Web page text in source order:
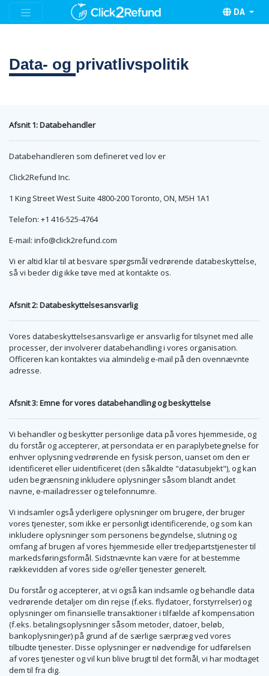
DA
Data- og privatlivspolitik
Afsnit 1: Databehandler
Databehandleren som defineret ved lov er
Click2Refund Inc.
1 King Street West Suite 4800-200 Toronto, ON, M5H 1A1
Telefon: +1 416-525-4764
E-mail: info@click2refund.com
Vi er altid klar til at besvare spørgsmål vedrørende databeskyttelse,
så vi beder dig ikke tøve med at kontakte os.
Afsnit 2: Databeskyttelsesansvarlig
Vores databeskyttelsesansvarlige er ansvarlig for tilsynet med alle
processer, der involverer databehandling i vores organisation.
Officeren kan kontaktes via almindelig e-mail på den ovennævnte
adresse.
Afsnit 3: Emne for vores databehandling og beskyttelse
Vi behandler og beskytter personlige data på vores hjemmeside, og
du forstår og accepterer, at persondata er en paraplybetegnelse for
enhver oplysning vedrørende en fysisk person, uanset om den er
identificeret eller uidentificeret (den såkaldte "datasubjekt"), og kan
uden begrænsning inkludere oplysninger såsom blandt andet
navne, e-mailadresser og telefonnumre.
Vi indsamler også yderligere oplysninger om brugere, der bruger
vores tjenester, som ikke er personligt identificerende, og som kan
inkludere oplysninger som personens begyndelse, slutning og
omfang af brugen af vores hjemmeside eller tredjepartstjenester til
markedsføringsformål. Sidstnævnte kan være for at bestemme
rækkevidden af vores side og/eller tjenester generelt.
Du forstår og accepterer, at vi også kan indsamle og behandle data
vedrørende detaljer om din rejse (f.eks. flydatoer, forstyrrelser) og
oplysninger om finansielle transaktioner i tilfælde af kompensation
(f.eks. betalingsoplysninger såsom metoder, datoer, beløb,
bankoplysninger) på grund af de særlige særpræg ved vores
tilbudte tjenester. Disse oplysninger er nødvendige for udførelsen
af vores tjenester og vil kun blive brugt til det formål, vi har modtaget
dem til fra dig.